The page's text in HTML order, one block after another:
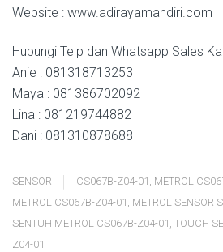
Website : www.adirayamandiri.com
Hubungi Telp dan Whatsapp Sales
Anie : 081318713253
Maya : 081386702092
Lina : 081219744882
Dani : 081310878688
SENSOR CS067B-Z04-01 , METROL
METROL CS067B-Z04-01 , METROL SENSOR
SENTUH METROL CS067B-Z04-01 , TOUCH
Z04-01